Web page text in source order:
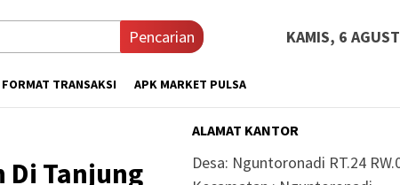
Pencarian KAMIS, 6
FORMAT TRANSAKSI APK MARKET PULSA
Di Tanjung
ALAMAT KANTOR
Desa: Nguntoronadi RT.24